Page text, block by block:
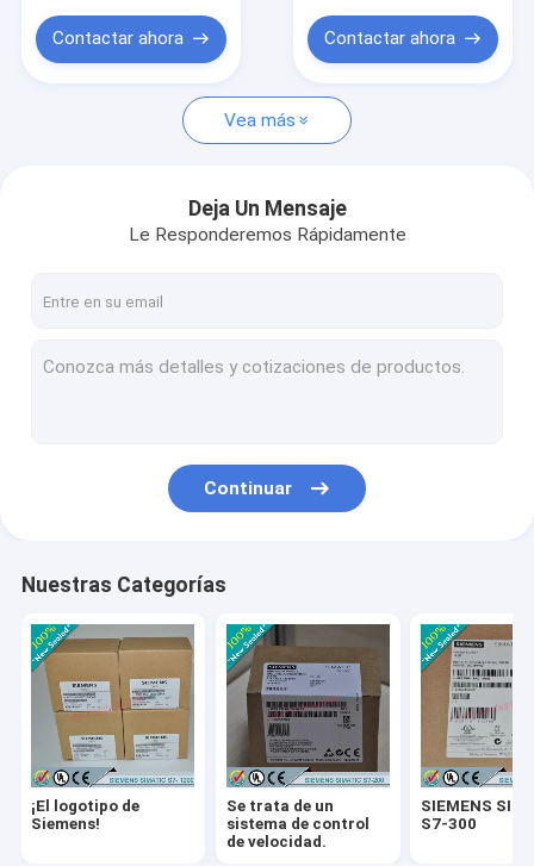
¡El logotipo de Siemens!
Se trata de un sistema de control de velocidad.
Se trata de una serie de medidas de seguridad.
SIEMENS SIMATIC S7-1200
Se trata de un proyecto de investigación.
Las condiciones de los productos:
El motor de Siemens
PLC de automatización Delta
Inversores de automatización Delta
Contactar ahora Contactar ahora
Vea más
Deja Un Mensaje
Le Responderemos Rápidamente
Continuar
Nuestras Categorías
¡El logotipo de
Siemens!
Se trata de un
sistema de control
de velocidad.
SIEMENS
S7-300